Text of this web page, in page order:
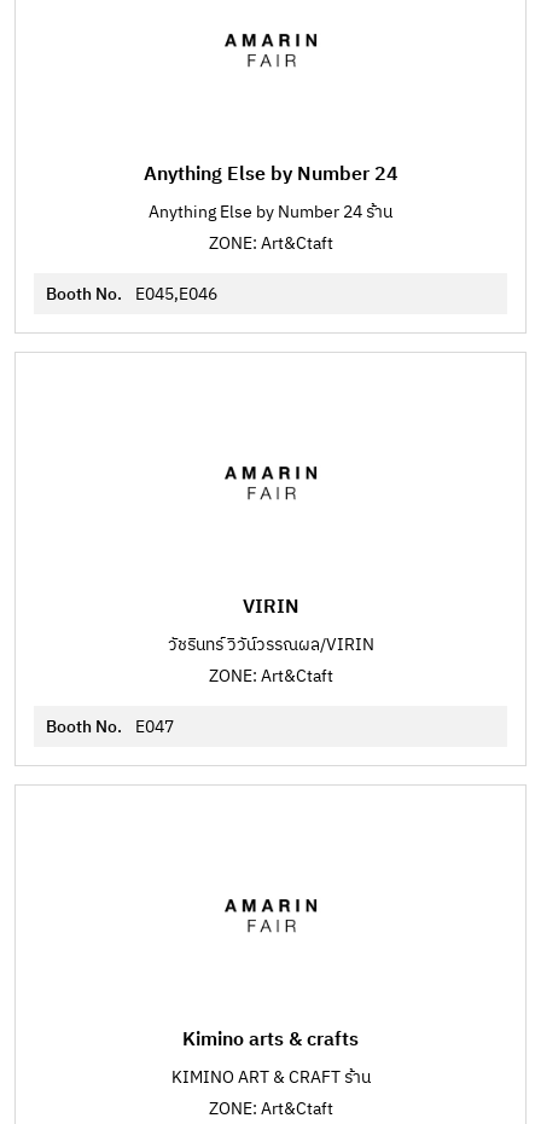
Anything Else by Number 24
Anything Else by Number 24 ร้าน
ZONE: Art&Ctaft
Booth No. E045,E046
VIRIN
วัชรินทร์ วิวัน์วรรณผล/VIRIN
ZONE: Art&Ctaft
Booth No. E047
Kimino arts & crafts
KIMINO ART & CRAFT ร้าน
ZONE: Art&Ctaft